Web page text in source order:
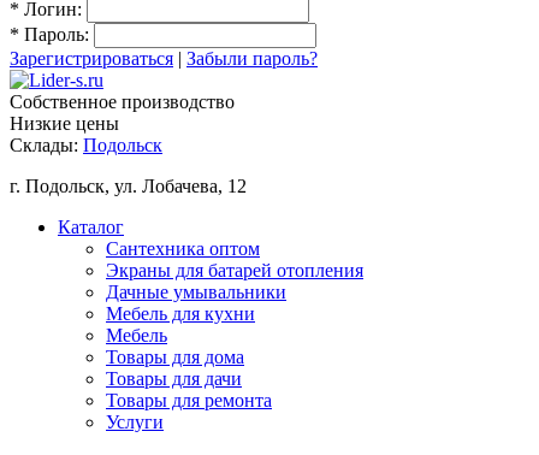
* Логин:
* Пароль:
Зарегистрироваться | Забыли пароль?
Собственное производство
Низкие цены
Склады: Подольск
г. Подольск, ул. Лобачева, 12
Каталог
Сантехника оптом
Экраны для батарей отопления
Дачные умывальники
Мебель для кухни
Мебель
Товары для дома
Товары для дачи
Товары для ремонта
Услуги